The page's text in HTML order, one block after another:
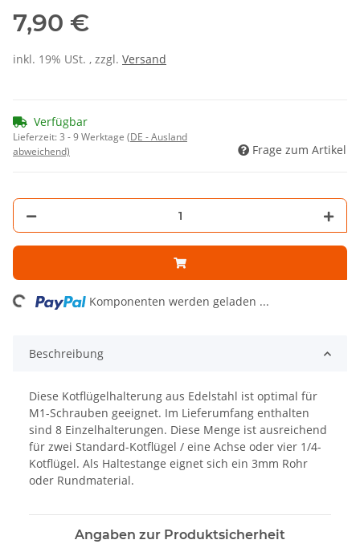
7,90 €
inkl. 19% USt. , zzgl. Versand
Verfügbar
Lieferzeit:3 - 9 Werktage (DE - Ausland
abweichend)
Frage zum Artikel
Komponenten werden geladen ...
Beschreibung
Diese Kotflügelhalterung aus Edelstahl ist optimal für
M1-Schrauben geeignet. Im Lieferumfang enthalten
sind 8 Einzelhalterungen. Diese Menge ist ausreichend
für zwei Standard-Kotflügel / eine Achse oder vier 1/4-
Kotflügel. Als Haltestange eignet sich ein 3mm Rohr
oder Rundmaterial.
Angaben zur Produktsicherheit